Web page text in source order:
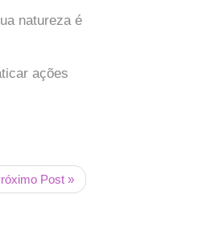
natureza é
ações
Post »